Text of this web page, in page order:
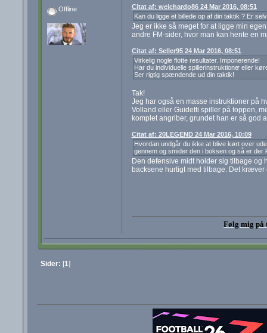
Offline
Citat af: weichardo86 24 Mar 2016, 08:51
Kan du ligge et billede op af din taktik ? Er
Jeg er ikke så meget for at ligge min
andre FM-sider, hvor man kan hente en
Citat af: Seller95 24 Mar 2016, 08:51
Virkelig nogle flotte resultater. Imponerende!
Har du individuelle spillerinstruktioner eller
Ser rigtig spændende ud din taktik!
Tak!
Jeg har også en masse instruktioner på
Volland eller Guidetti spiller på toppen,
komplet angriber, grundet han er så god
Citat af: 20LEGEND 24 Mar 2016, 10:09
Hvordan undgår du ikke at blive kørt over
gennem og smider den i boksen og så er der
Den defensive midt holder sig tilbage og
backsene hurtigt med tilbage. Det kræver
Følg mig på
Sider: [1]